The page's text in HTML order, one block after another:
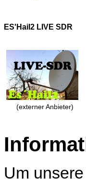
ES'Hail2 LIVE SDR
(externer Anbieter)
Um